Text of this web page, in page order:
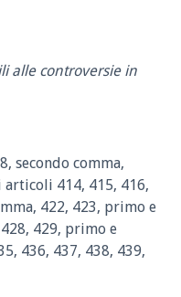
alle controversie in
secondo comma,
414, 415, 416,
422, 423, primo e
429, primo e
436, 437, 438, 439,